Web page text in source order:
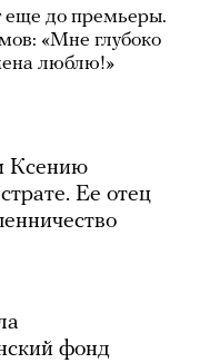
еще до премьеры.
«Мне глубоко
люблю!»
Ксению
Ее отец
фонд